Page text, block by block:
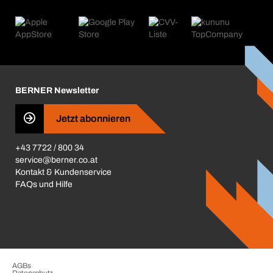
Produktfinder
Kataloge & Broschüren
Was uns antreibt
Presse
Business Conduct
BERNER Newsletter
Jetzt abonnieren
+43 7722 / 800 34
service@berner.co.at
Kontakt & Kundenservice
FAQs und Hilfe
AGBs